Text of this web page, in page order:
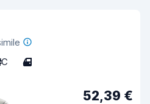
4
52,39 €